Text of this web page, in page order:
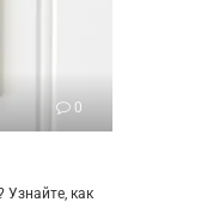
0
Узнайте, как